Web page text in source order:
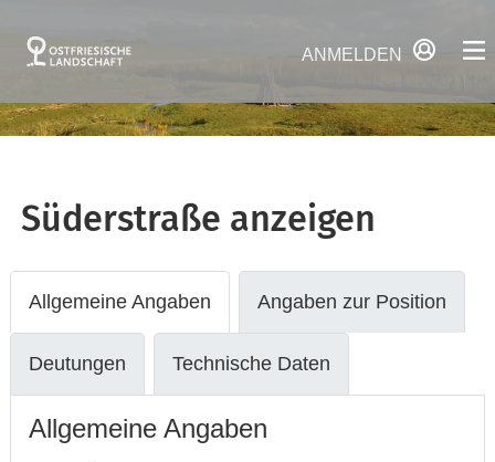
ANMELDEN
Süderstraße anzeigen
Allgemeine Angaben Angaben zur Position
Deutungen Technische Daten
Allgemeine Angaben